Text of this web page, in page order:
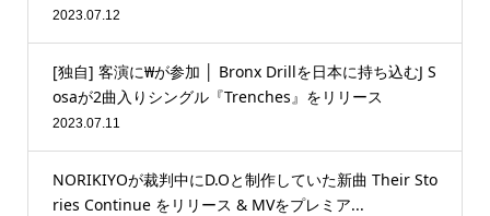
2023.07.12
[独自] 客演に₩が参加 │ Bronx Drillを日本に持ち込むJ S
osaが2曲入りシングル『Trenches』をリリース
2023.07.11
NORIKIYOが裁判中にD.Oと制作していた新曲 Their Sto
ries Continue をリリース & MVをプレミア...